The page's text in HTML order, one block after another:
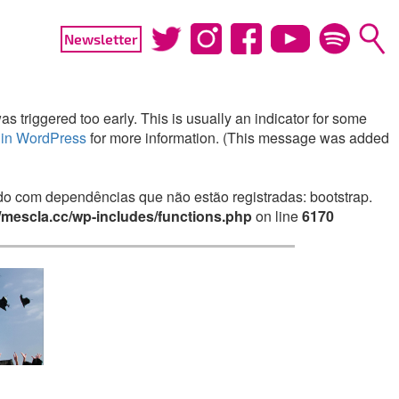
triggered too early. This is usually an indicator for some
WordPressfor more information. (This message was added
com dependências que não estão registradas: bootstrap.
wp-includes/functions.phpon line6170
Newsletter